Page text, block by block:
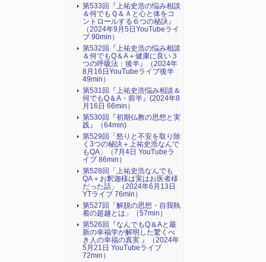
第533回『上祐史浩の悩み相談
＆何でもＱ＆Ａと心と体をコ
ントロールする６つの秘訣』
（2024年9月5日YouTubeライ
ブ 90min）
第532回『上祐史浩の悩み相談
＆何でもQ＆A＋健康に良い３
つの呼吸法：後半』（2024年
8月16日YouTubeライブ後半
49min）
第531回『上祐史浩悩み相談＆
何でもQ＆A・前半』(2024年8
月16日 66min）
第530回『初期仏教の思想と実
践』（64min)
第529回「怒りと不安を取り除
く3つの秘訣＋上祐史浩なんで
もQA」（7月4日 YouTubeラ
イブ 86min）
第528回「上祐史浩なんでも
QA＋お釈迦様は実はお医者様
だった話」（2024年6月13日
YTライブ 76min）
第527回「解脱の思想・自我執
着の超越とは」（57min）
第526回『なんでもQ＆Aと最
新の幸福学が解明した驚くべ
き人の幸福の真実 』（2024年
5月21日 YouTubeライブ
72min）